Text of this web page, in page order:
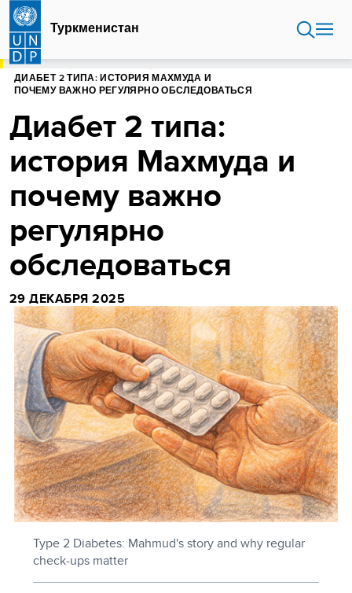
Перейти
основному
содержанию
Туркменистан
ГЛАВНАЯ
ДИАБЕТ 2 ТИПА: ИСТОРИЯ МАХМУДА И
ПОЧЕМУ ВАЖНО РЕГУЛЯРНО ОБСЛЕДОВАТЬСЯ
Диабет 2 типа:
история Махмуда и
почему важно
регулярно
обследоваться
29 ДЕКАБРЯ 2025
Type 2 Diabetes: Mahmud's story and why regular
check-ups matter